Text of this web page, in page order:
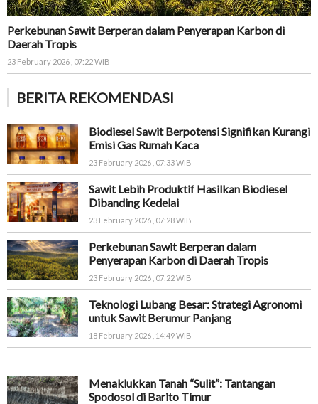
Perkebunan Sawit Berperan dalam Penyerapan Karbon di
Daerah Tropis
23 February 2026 , 07:22 WIB
BERITA REKOMENDASI
Biodiesel Sawit Berpotensi Signifikan Kurangi
Emisi Gas Rumah Kaca
23 February 2026 , 07:33 WIB
Sawit Lebih Produktif Hasilkan Biodiesel
Dibanding Kedelai
23 February 2026 , 07:28 WIB
Perkebunan Sawit Berperan dalam
Penyerapan Karbon di Daerah Tropis
23 February 2026 , 07:22 WIB
Teknologi Lubang Besar: Strategi Agronomi
untuk Sawit Berumur Panjang
18 February 2026 , 14:49 WIB
Menaklukkan Tanah “Sulit”: Tantangan
Spodosol di Barito Timur